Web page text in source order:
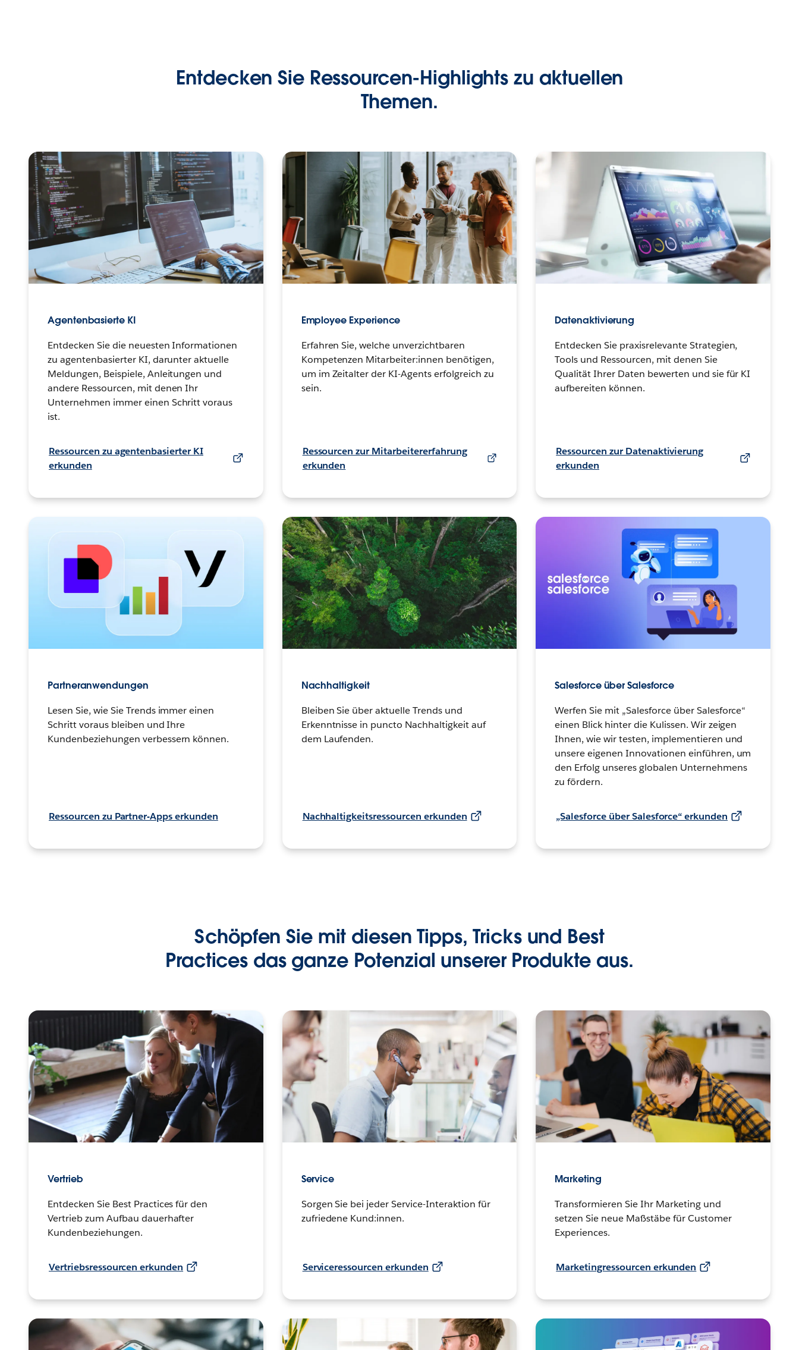
Entdecken Sie Ressourcen-Highlights zu aktuellen
Themen.
Agentenbasierte KI
Entdecken Sie die neuesten Informationen
zu agentenbasierter KI, darunter aktuelle
Meldungen, Beispiele, Anleitungen und
andere Ressourcen, mit denen Ihr
Unternehmen immer einen Schritt voraus
ist.
Ressourcen zu agentenbasierter KI
erkunden
Employee Experience
Erfahren Sie, welche unverzichtbaren
Kompetenzen Mitarbeiter:innen benötigen,
um im Zeitalter der KI-Agents erfolgreich zu
sein.
Ressourcen zur Mitarbeitererfahrung
erkunden
Datenaktivierung
Entdecken Sie praxisrelevante Strategien,
Tools und Ressourcen, mit denen Sie
Qualität Ihrer Daten bewerten und sie für KI
aufbereiten können.
Ressourcen zur Datenaktivierung
erkunden
Partneranwendungen
Lesen Sie, wie Sie Trends immer einen
Schritt voraus bleiben und Ihre
Kundenbeziehungen verbessern können.
Ressourcen zu Partner-Apps erkunden
Nachhaltigkeit
Bleiben Sie über aktuelle Trends und
Erkenntnisse in puncto Nachhaltigkeit auf
dem Laufenden.
Nachhaltigkeitsressourcen erkunden
Salesforce über Salesforce
Werfen Sie mit „Salesforce über Salesforce“
einen Blick hinter die Kulissen. Wir zeigen
Ihnen, wie wir testen, implementieren und
unsere eigenen Innovationen einführen, um
den Erfolg unseres globalen Unternehmens
zu fördern.
„Salesforce über Salesforce“ erkunden
Schöpfen Sie mit diesen Tipps, Tricks und Best
Practices das ganze Potenzial unserer Produkte aus.
Vertrieb
Entdecken Sie Best Practices für den
Vertrieb zum Aufbau dauerhafter
Kundenbeziehungen.
Vertriebsressourcen erkunden
Service
Sorgen Sie bei jeder Service-Interaktion für
zufriedene Kund:innen.
Serviceressourcen erkunden
Marketing
Transformieren Sie Ihr Marketing und
setzen Sie neue Maßstäbe für Customer
Experiences.
Marketingressourcen erkunden